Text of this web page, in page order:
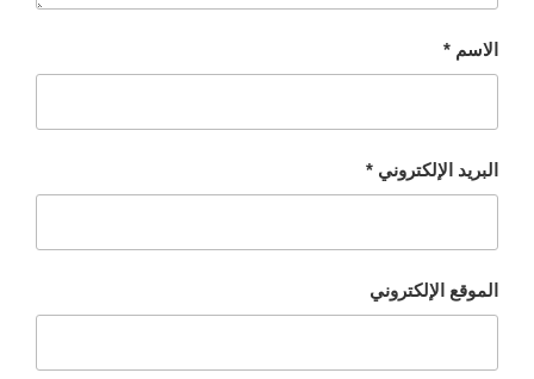
الاسم *
البريد الإلكتروني *
الموقع الإلكتروني